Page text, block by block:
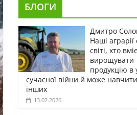
БЛОГИ
Дмитро
Наші аграрії
світі, хто вміє
вирощувати
продукцію в
сучасної війни й може
інших
13.02.2026